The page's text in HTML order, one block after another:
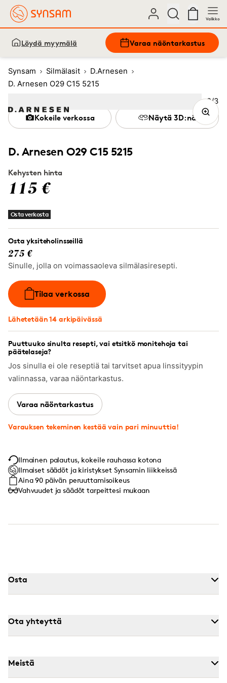
Valikko
Löydä myymälä Varaa näöntarkastus
Synsam Silmälasit
D.Arnesen
D. Arnesen O29 C15 5215
D. Arnesen O29 C15 5215
Kehysten hinta
115 €
Osta verkosta
Osta yksiteholinsseillä
275 €
Sinulle, jolla on voimassaoleva silmälasiresepti.
Tilaa verkossa
Lähetetään 14 arkipäivässä
Puuttuuko sinulta resepti, vai etsitkö monitehoja tai
päätelaseja?
Jos sinulla ei ole reseptiä tai tarvitset apua linssityypin
valinnassa, varaa näöntarkastus.
Varaa näöntarkastus
Varauksen tekeminen kestää vain pari minuuttia!
Kokeile verkossa Näytä 3D:nä
Ilmainen palautus, kokeile rauhassa kotona
Ilmaiset säädöt ja kiristykset Synsamin liikkeissä
Aina 90 päivän peruuttamisoikeus
Vahvuudet ja säädöt tarpeittesi mukaan
Kuva
2/3
Image 1 3
Osta
Ota yhteyttä
Meistä